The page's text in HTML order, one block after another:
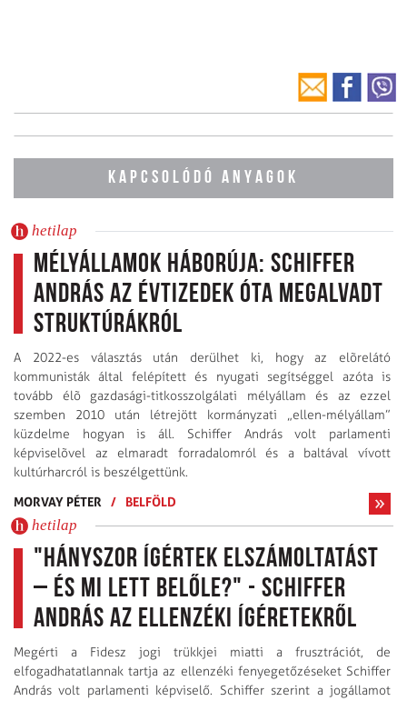
KAPCSOLÓDÓ ANYAGOK
hetilap
Mélyállamok háborúja: Schiffer
András az évtizedek óta megalvadt
struktúrákról
A 2022-es választás után derülhet ki, hogy az elõrelátó
kommunisták által felépített és nyugati segítséggel azóta is
tovább élõ gazdasági-titkosszolgálati mélyállam és az ezzel
szemben 2010 után létrejött kormányzati „ellen-mélyállam”
küzdelme hogyan is áll. Schiffer András volt parlamenti
képviselõvel az elmaradt forradalomról és a baltával vívott
kultúrharcról is beszélgettünk.
MORVAY PÉTER / BELFÖLD
hetilap
"Hányszor ígértek elszámoltatást
– és mi lett belőle?" - Schiffer
András az ellenzéki ígéretekről
Megérti a Fidesz jogi trükkjei miatti a frusztrációt, de
elfogadhatatlannak tartja az ellenzéki fenyegetőzéseket Schiffer
András volt parlamenti képviselő. Schiffer szerint a jogállamot